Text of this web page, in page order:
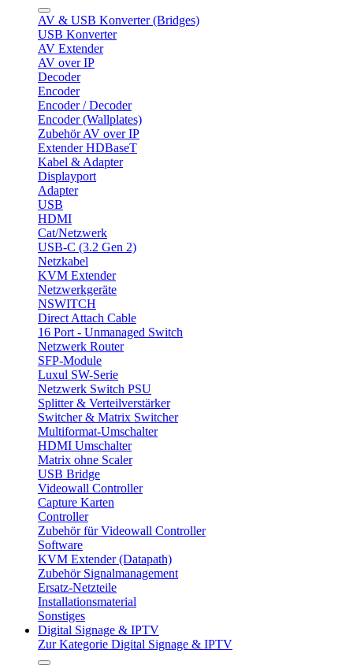
AV & USB Konverter (Bridges)
USB Konverter
AV Extender
AV over IP
Decoder
Encoder
Encoder / Decoder
Encoder (Wallplates)
Zubehör AV over IP
Extender HDBaseT
Kabel & Adapter
Displayport
Adapter
USB
HDMI
Cat/Netzwerk
USB-C (3.2 Gen 2)
Netzkabel
KVM Extender
Netzwerkgeräte
NSWITCH
Direct Attach Cable
16 Port - Unmanaged Switch
Netzwerk Router
SFP-Module
Luxul SW-Serie
Netzwerk Switch PSU
Splitter & Verteilverstärker
Switcher & Matrix Switcher
Multiformat-Umschalter
HDMI Umschalter
Matrix ohne Scaler
USB Bridge
Videowall Controller
Capture Karten
Controller
Zubehör für Videowall Controller
Software
KVM Extender (Datapath)
Zubehör Signalmanagement
Ersatz-Netzteile
Installationsmaterial
Sonstiges
Digital Signage & IPTV
Zur Kategorie Digital Signage & IPTV